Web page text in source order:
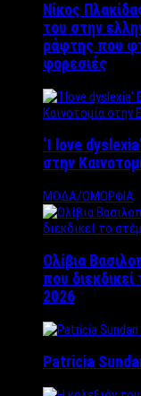
Νίκος
του στην
ράφτης που
φορεσιές
‘Ι love
στην
ΜΟΔΑ/ΟΜΟΡΦΙΑ
Ολίβια
που
2026
Patricia